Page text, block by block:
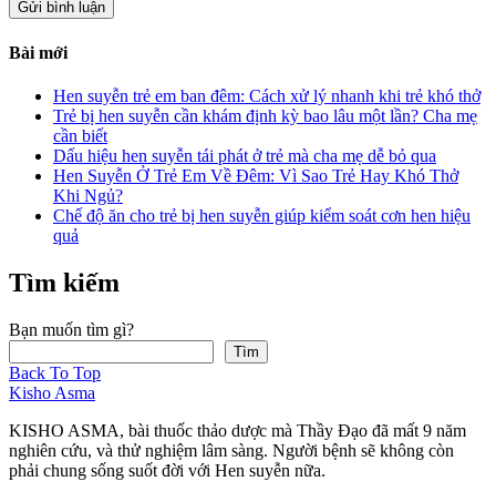
Bài mới
Hen suyễn trẻ em ban đêm: Cách xử lý nhanh khi trẻ khó thở
Trẻ bị hen suyễn cần khám định kỳ bao lâu một lần? Cha mẹ
cần biết
Dấu hiệu hen suyễn tái phát ở trẻ mà cha mẹ dễ bỏ qua
Hen Suyễn Ở Trẻ Em Về Đêm: Vì Sao Trẻ Hay Khó Thở
Khi Ngủ?
Chế độ ăn cho trẻ bị hen suyễn giúp kiểm soát cơn hen hiệu
quả
Tìm kiếm
Bạn muốn tìm gì?
Tìm
Back To Top
Kisho Asma
KISHO ASMA, bài thuốc thảo dược mà Thầy Đạo đã mất 9 năm
nghiên cứu, và thử nghiệm lâm sàng. Người bệnh sẽ không còn
phải chung sống suốt đời với Hen suyễn nữa.